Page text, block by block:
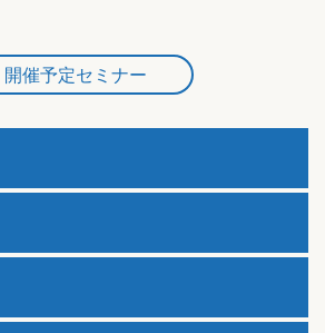
開催予定セミナー